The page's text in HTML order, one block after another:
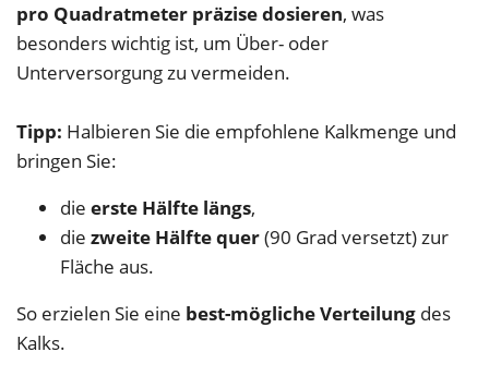
pro Quadratmeter präzise dosieren, was
besonders wichtig ist, um Über- oder
Unterversorgung zu vermeiden.
Tipp: Halbieren Sie die empfohlene Kalkmenge und
bringen Sie:
die erste Hälfte längs,
die zweite Hälfte quer(90 Grad versetzt) zur
Fläche aus.
So erzielen Sie eine best-mögliche Verteilung des
Kalks.